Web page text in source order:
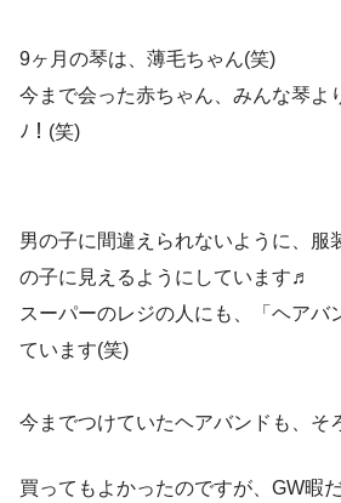
9ヶ月の琴は、薄毛ちゃん(笑)
今まで会った赤ちゃん、みんな琴よ
ﾉ！(笑)
男の子に間違えられないように、服
の子に見えるようにしています♬
スーパーのレジの人にも、「ヘアバ
ています(笑)
今までつけていたヘアバンドも、そ
買ってもよかったのですが、GW暇